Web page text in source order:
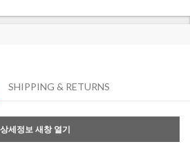
SHIPPING & RETURNS
상세정보 새창 열기